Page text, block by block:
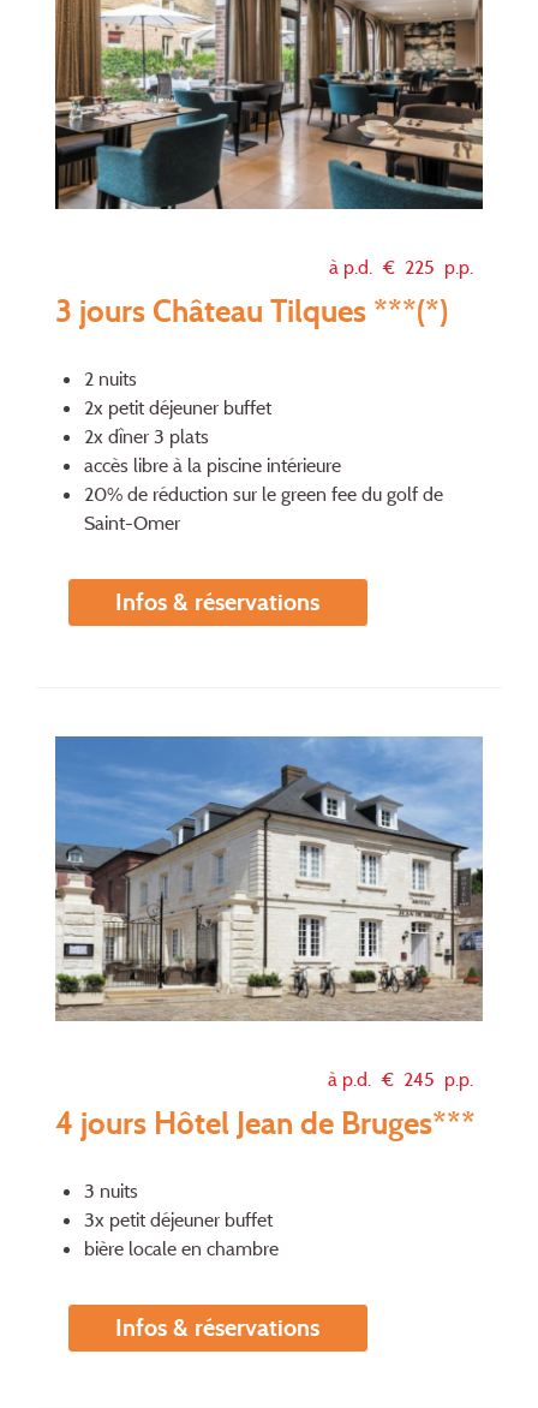
à p.d. € 225 p.p.
3 jours Château Tilques ***(*)
2 nuits
2x petit déjeuner buffet
2x dîner 3 plats
accès libre à la piscine intérieure
20% de réduction sur le green fee du golf de
Saint-Omer
Infos & réservations
à p.d. € 245 p.p.
4 jours Hôtel Jean de Bruges***
3 nuits
3x petit déjeuner buffet
bière locale en chambre
Infos & réservations